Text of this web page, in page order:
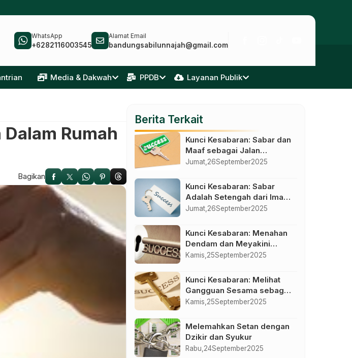
WhatsApp
+6282116003545
Alamat Email
bandungsabilunnajah@gmail.com
Media & Dakwah PPDB Layanan Publik
Rumah
Bagikan
Berita Terkait
Kunci Kesabaran: Sabar dan
Maaf sebagai Jalan
Kemuliaan Sejati
Jumat, 26September2025
Kunci Kesabaran: Sabar
Adalah Setengah dari Iman
dan Kemenangan dalam
Jumat, 26September2025
Kunci Kesabaran: Menahan
Dendam dan Meyakini
Pertolongan Allah
Kamis, 25September2025
Kunci Kesabaran: Melihat
Gangguan Sesama sebagai
Jalan Menuju Kemuliaan
Kamis, 25September2025
Melemahkan Setan dengan
Dzikir dan Syukur
Rabu, 24September2025